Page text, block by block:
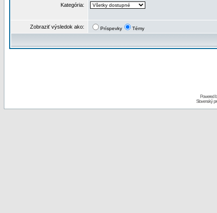
Kategória:
Zobraziť výsledok ako: Príspevky Témy
Powered
Slovenský